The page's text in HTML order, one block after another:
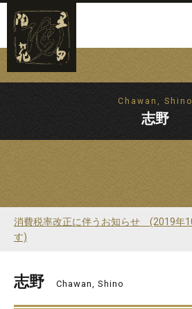
Chawan, Shino
志野
消費税率改正に伴うお知らせ (2019年
す)
志野 Chawan, Shino